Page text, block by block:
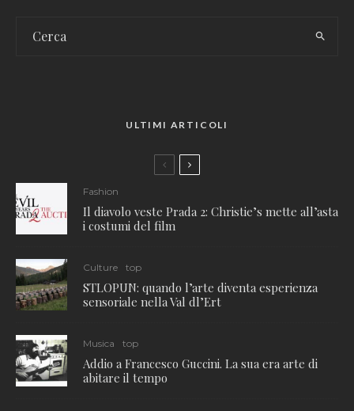
ULTIMI ARTICOLI
Fashion
Il diavolo veste Prada 2: Christie’s mette all’asta
i costumi del film
Culture top
STLOPUN: quando l’arte diventa esperienza
sensoriale nella Val dl’Ert
Musica top
Addio a Francesco Guccini. La sua era arte di
abitare il tempo